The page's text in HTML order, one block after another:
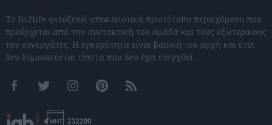
Το In2life φιλοξενεί αποκλειστικά πρωτότυπο περιεχόμενο που
προέρχεται από την συντακτική του ομάδα και τους εξωτερικούς
του συνεργάτες. Η εγκυρότητα είναι βασική του αρχή και έτσι
δεν δημοσιεύεται τίποτα που δεν έχει ελεγχθεί.
FacebookTwitter InstagramPinterestRSS feeds